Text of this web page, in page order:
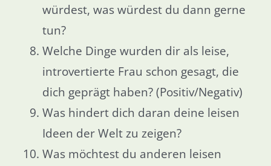
würdest, was würdest du dann gerne
tun?
Welche Dinge wurden dir als leise,
introvertierte Frau schon gesagt, die
dich geprägt haben? (Positiv/Negativ)
Was hindert dich daran deine leisen
Ideen der Welt zu zeigen?
Was möchtest du anderen leisen